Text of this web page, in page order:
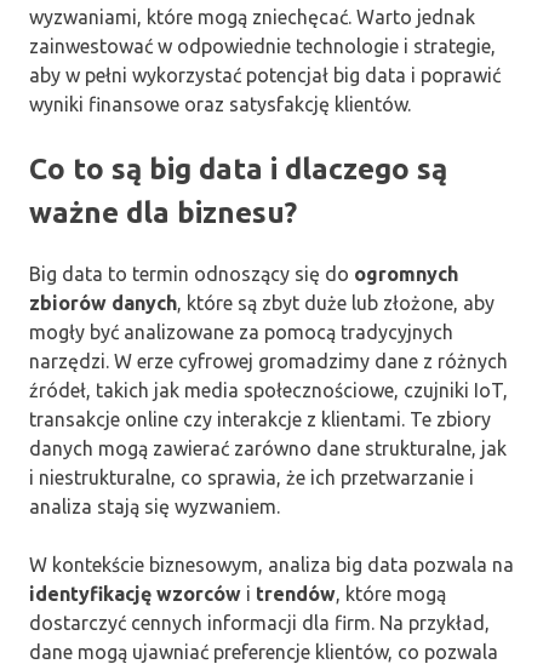
wyzwaniami, które mogą zniechęcać. Warto jednak
zainwestować w odpowiednie technologie i strategie,
aby w pełni wykorzystać potencjał big data i poprawić
wyniki finansowe oraz satysfakcję klientów.
Co to są big data i dlaczego są
ważne dla biznesu?
Big data to termin odnoszący się do ogromnych
zbiorów danych, które są zbyt duże lub złożone, aby
mogły być analizowane za pomocą tradycyjnych
narzędzi. W erze cyfrowej gromadzimy dane z różnych
źródeł, takich jak media społecznościowe, czujniki IoT,
transakcje online czy interakcje z klientami. Te zbiory
danych mogą zawierać zarówno dane strukturalne, jak
i niestrukturalne, co sprawia, że ich przetwarzanie i
analiza stają się wyzwaniem.
W kontekście biznesowym, analiza big data pozwala na
identyfikację wzorców i trendów, które mogą
dostarczyć cennych informacji dla firm. Na przykład,
dane mogą ujawniać preferencje klientów, co pozwala